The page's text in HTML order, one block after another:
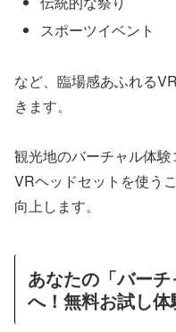
スポーツイベント
など、臨場感あふれる
きます。
観光地のバーチャル体験
VRヘッドセットを使う
向上します。
あなたの「バー
へ！無料お試し